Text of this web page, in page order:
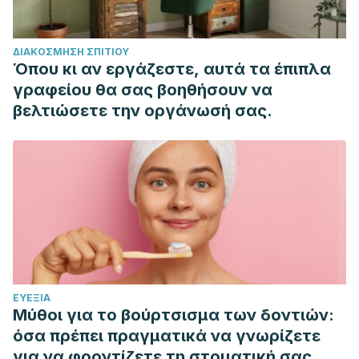
Parada, M. (2012). Recursos utilizados en la relación de
pareja que ayudan a superar la crisis producida por la
infidelidad. BS thesis. Universidad de la Sabana.
ΔΙΑΚΌΣΜΗΣΗ ΣΠΙΤΙΟΎ
Όπου κι αν εργάζεστε, αυτά τα έπιπλα
γραφείου θα σας βοηθήσουν να
βελτιώσετε την οργάνωσή σας.
ΕΥΕΞΊΑ
Μύθοι για το βούρτσισμα των δοντιών:
όσα πρέπει πραγματικά να γνωρίζετε